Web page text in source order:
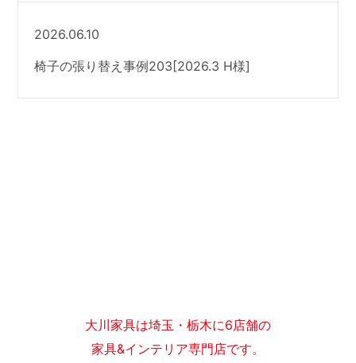
2026.06.10
椅子の張り替え事例203[2026.3 H様]
大川家具は埼玉・栃木に6店舗の
家具&インテリア専門店です。